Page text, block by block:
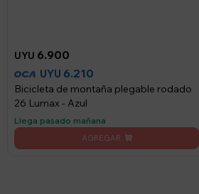
UYU 6.900
UYU 6.210
Bicicleta de montaña plegable rodado
26 Lumax - Azul
Llega pasado mañana